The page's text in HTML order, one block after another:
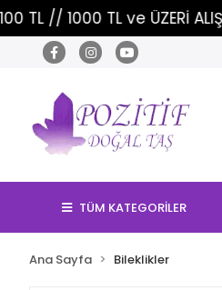
TL ve ÜZERİ
TÜM KATEGORİLER
Ana Sayfa Bileklikler